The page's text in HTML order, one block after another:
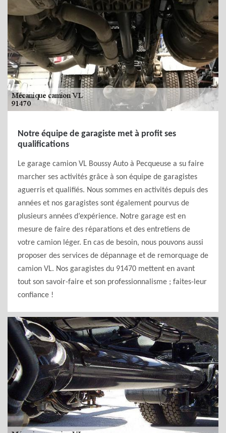
Notre équipe de garagiste met à profit ses
qualifications
Le garage camion VL Boussy Auto à Pecqueuse a su faire
marcher ses activités grâce à son équipe de garagistes
aguerris et qualifiés. Nous sommes en activités depuis des
années et nos garagistes sont également pourvus de
plusieurs années d’expérience. Notre garage est en
mesure de faire des réparations et des entretiens de
votre camion léger. En cas de besoin, nous pouvons aussi
proposer des services de dépannage et de remorquage de
camion VL. Nos garagistes du 91470 mettent en avant
tout son savoir-faire et son professionnalisme ; faites-leur
confiance !